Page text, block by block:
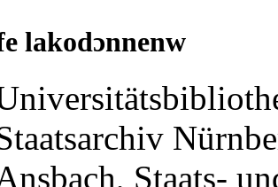
lakodɔnnenw
Staats-